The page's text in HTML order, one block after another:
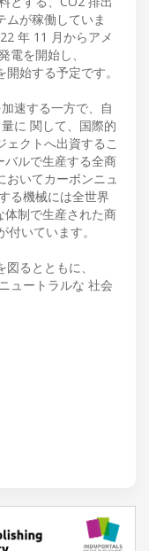
ムが稼働していま
年 11 月からアメ
電を開始し、
始する予定です。
速する一方で、自
に 関して、国際的
クトへ出資するこ
バルで生産する全商
いてカーボンニュ
る機械には全世界
体制で生産された商
いています。
るとともに、
ュートラルな 社会